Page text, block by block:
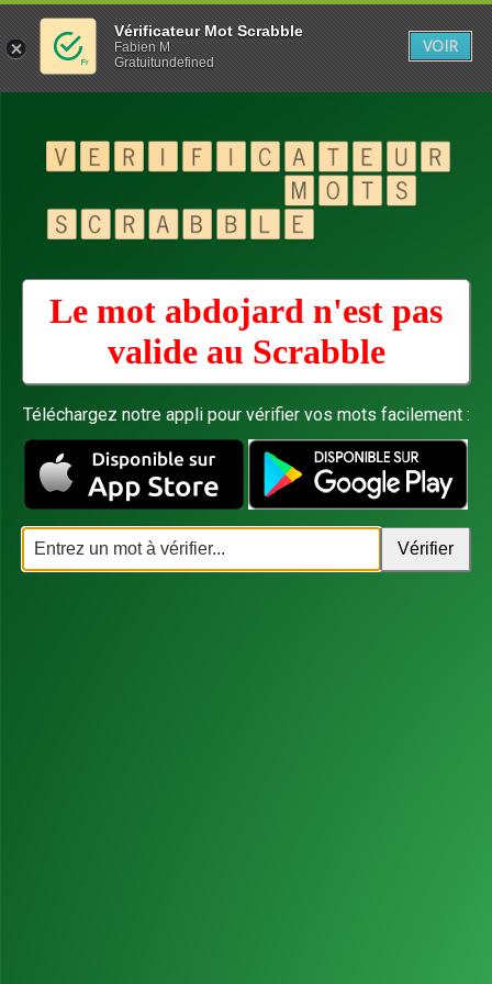
Le mot abdojard n'est pas
valide au Scrabble
Téléchargez notre appli pour vérifier vos mots facilement :
Vérificateur Mot Scrabble
Fabien M
Gratuitundefined
VOIR